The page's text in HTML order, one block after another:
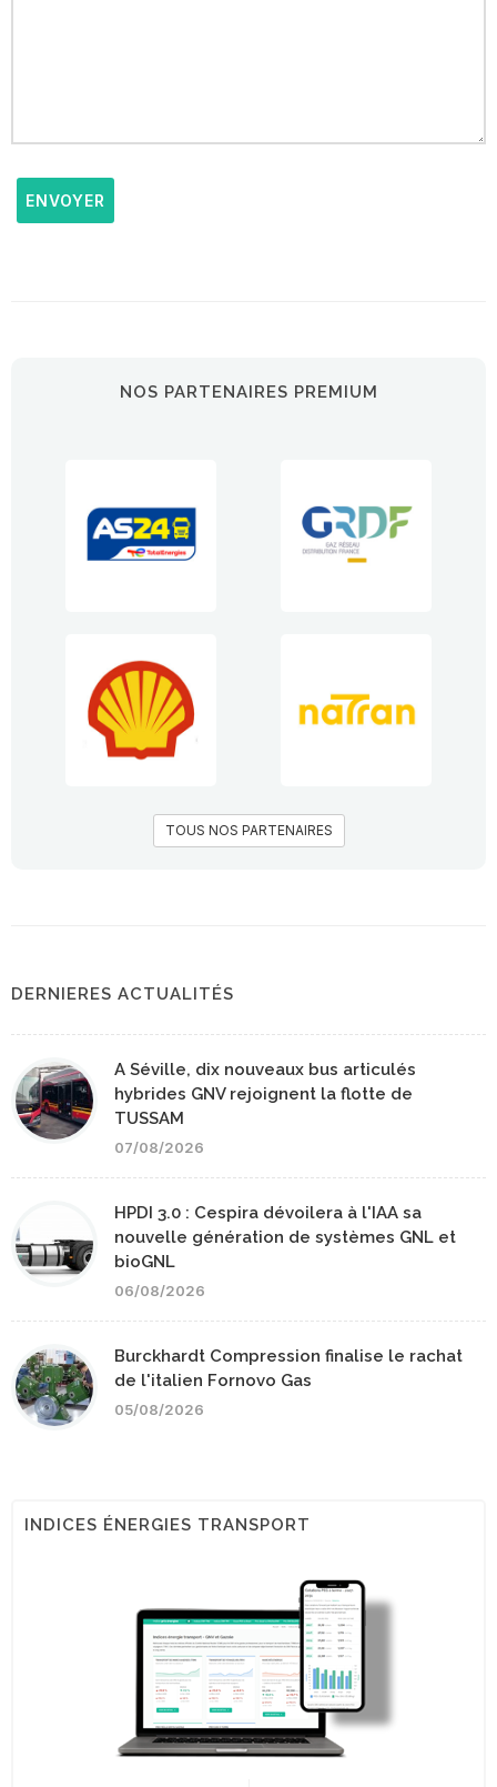
ENVOYER
NOS PARTENAIRES PREMIUM
TOUS NOS PARTENAIRES
DERNIERES ACTUALITÉS
A Séville, dix nouveaux bus articulés
hybrides GNV rejoignent la flotte de
TUSSAM
07/08/2026
HPDI 3.0 : Cespira dévoilera à l'IAA sa
nouvelle génération de systèmes GNL et
bioGNL
06/08/2026
Burckhardt Compression finalise le rachat
de l'italien Fornovo Gas
05/08/2026
INDICES ÉNERGIES TRANSPORT